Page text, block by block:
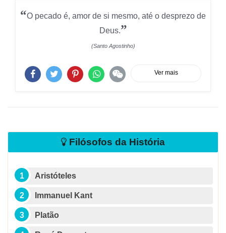
“O pecado é, amor de si mesmo, até o desprezo de
Deus.”
(Santo Agostinho)
Ver mais
Filósofos da História
Aristóteles
Immanuel Kant
Platão